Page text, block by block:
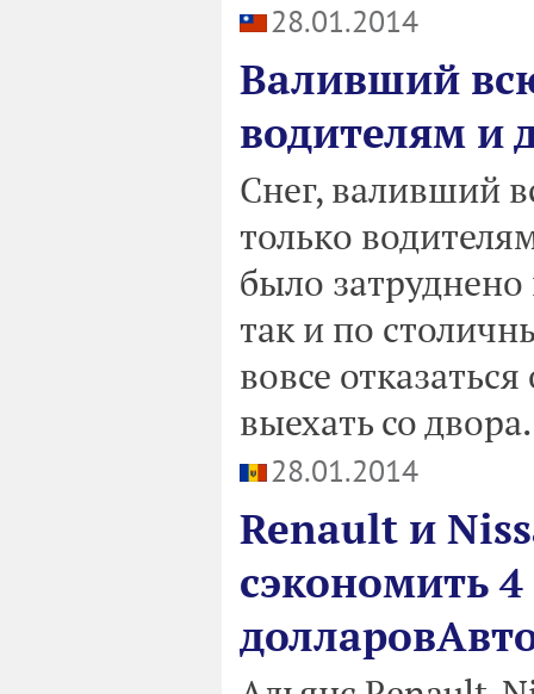
28.01.2014
Валивший
водителям и
Снег, валивший
только
было
так и по
вовсе
выехать со двора.
28.01.2014
Renault и
сэкономить